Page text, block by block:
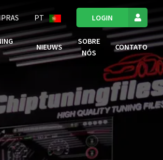
PT LOGIN
NIEUWS
SOBRE
NÓS
CONTATO